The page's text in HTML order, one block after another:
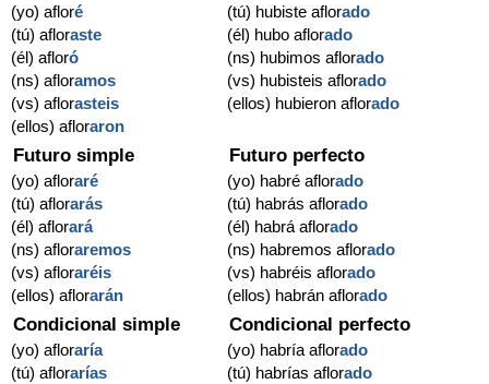
(yo) afloré
(tú) afloraste
(él) afloró
(ns) afloramos
(vs) aflorasteis
(ellos) afloraron
(tú) hubiste aflorado
(él) hubo aflorado
(ns) hubimos aflorado
(vs) hubisteis aflorado
(ellos) hubieron aflorado
Futuro simple
(yo) afloraré
(tú) aflorarás
(él) aflorará
(ns) afloraremos
(vs) afloraréis
(ellos) aflorarán
Futuro perfecto
(yo) habré aflorado
(tú) habrás aflorado
(él) habrá aflorado
(ns) habremos aflorado
(vs) habréis aflorado
(ellos) habrán aflorado
Condicional simple
(yo) afloraría
(tú) aflorarías
Condicional perfecto
(yo) habría aflorado
(tú) habrías aflorado